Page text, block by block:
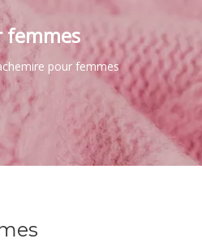
femmes
pour femmes